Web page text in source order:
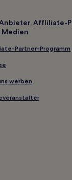
Le
Hotels
Hotels
Affliliate-
Medien
Partner-Programm
werben